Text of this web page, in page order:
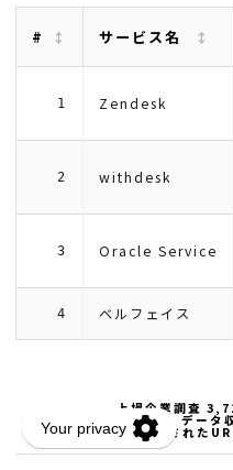
# サービス名
1 Zendesk
2 withdesk
3 Oracle Service
4 ベルフェイス
上場企業調査
データ
検出された